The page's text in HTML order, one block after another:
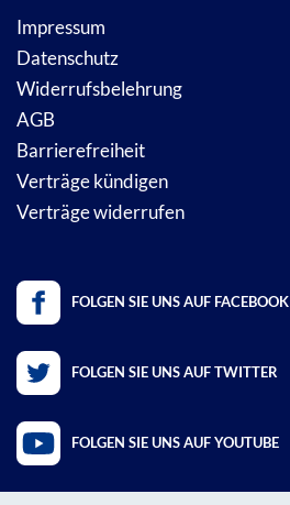
Impressum
Datenschutz
Widerrufsbelehrung
AGB
Barrierefreiheit
Verträge kündigen
Verträge widerrufen
FOLGEN SIE UNS AUF FACEBOOK
FOLGEN SIE UNS AUF TWITTER
FOLGEN SIE UNS AUF YOUTUBE